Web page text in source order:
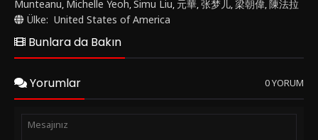
Yönetmen koltuğunda Destin Daniel Cretton'un oturduğu
film, Kevin Feige ve Jonathan Schwartz'ın yapımcılığında
hayata geçirilmiştir.Shang-Chi Ve On Halka Efsanesi,
izleyicilere etkileyici görsel efektler ve dikkat çekici aksiyon
Chi'nin içsel mücadelesini ve ailesiyle kurduğu karmaşık ilişkiyi
merkeze alırken, karakterlerin derinlikli gelişimi de dikkat
çekici bir şekilde işlenmiştir. Awkwafina ve 梁朝偉 gibi
yetenekli oyuncuların da performanslarıyla film, seyircileri
Munteanu, Michelle Yeoh,Simu Liu, 元華,张梦儿,梁朝偉,陳法拉
Ülke: United States of America
Bunlara da Bakın
Yorumlar 0 YORUM